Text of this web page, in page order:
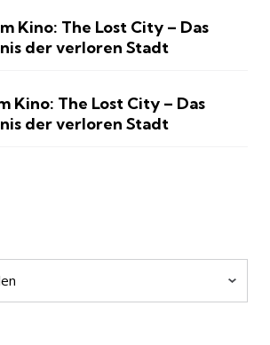
Kino: The Lost City – Das
der verloren Stadt
Kino: The Lost City – Das
der verloren Stadt